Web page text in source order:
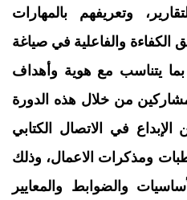
وتعريفهم بالمهارات
الكفاءة والفاعلية في صياغة
بما يتناسب مع هوية وأهداف
من خلال هذه الدورة
في الاتصال الكتابي
ومذكرات الاعمال، وذلك
والضوابط والمعايير